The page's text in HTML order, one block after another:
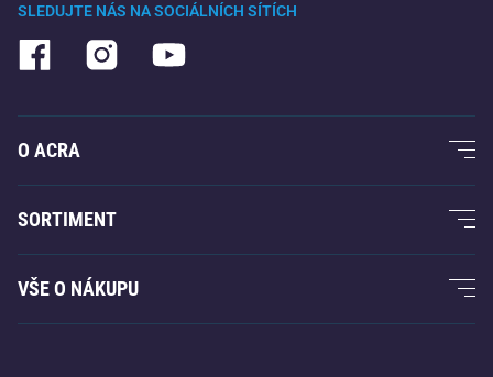
SLEDUJTE NÁS NA SOCIÁLNÍCH SÍTÍCH
O ACRA
O nás
Acra garance
Kontakty
SORTIMENT
Fitness a posilování
Raketové sporty
VŠE O NÁKUPU